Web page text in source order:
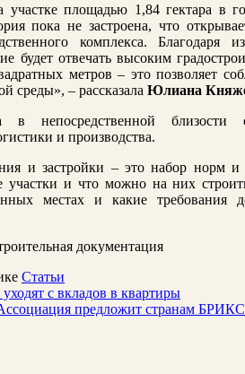
участке площадью 1,84 гектара в
пока не застроена, что
комплекса. Благодаря
будет отвечать высоким
метров – это позволяет
среды», – рассказала Юлиана
в непосредственной
и производства.
и застройки – это набор норм
участки и что можно на них
местах и какие требования
документация
Статьи
с вкладов в квартиры
предложит странам